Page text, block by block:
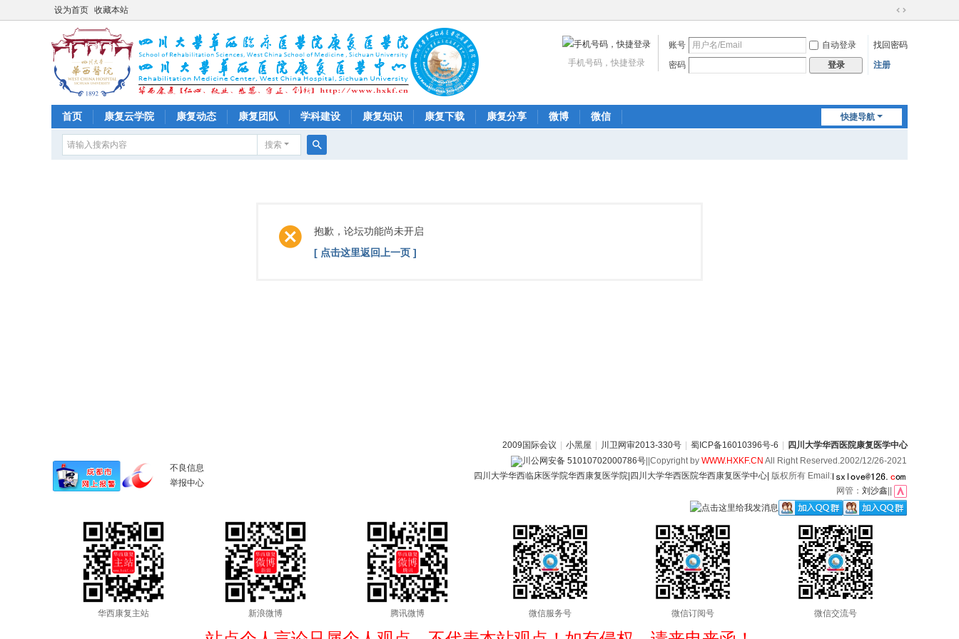
设为首页 收藏本站
切
到
账号 自动登录
找回密码
密码
登录 注册
手机号码，快捷登录
快捷导航
首页 康复云学院 康复动态 康复团队 学科建设 康复知识 康复下载 康复分享 微博 微信
搜索
抱歉，论坛功能尚未开启
[ 点击这里返回上一页 ]
2009国际会议 小黑屋 川卫网审2013-330号 蜀ICP备16010396号-6 四川大学华西医院康复医学中心
不良信息
举报中心
川公网安备 51010702000786号 ||Copyright by WWW.HXKF.CN All Right Reserved.2002/12/26-2021
四川大学华西临床医学院华西康复医学院|四川大学华西医院华西康复医学中心| 版权所有 Email:
网管： 刘沙鑫
华西康复主站 新浪微博 腾讯微博 微信服务号 微信订阅号 微信交流号